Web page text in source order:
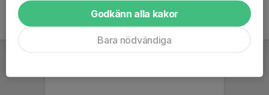
Godkänn alla kakor
Bara nödvändiga